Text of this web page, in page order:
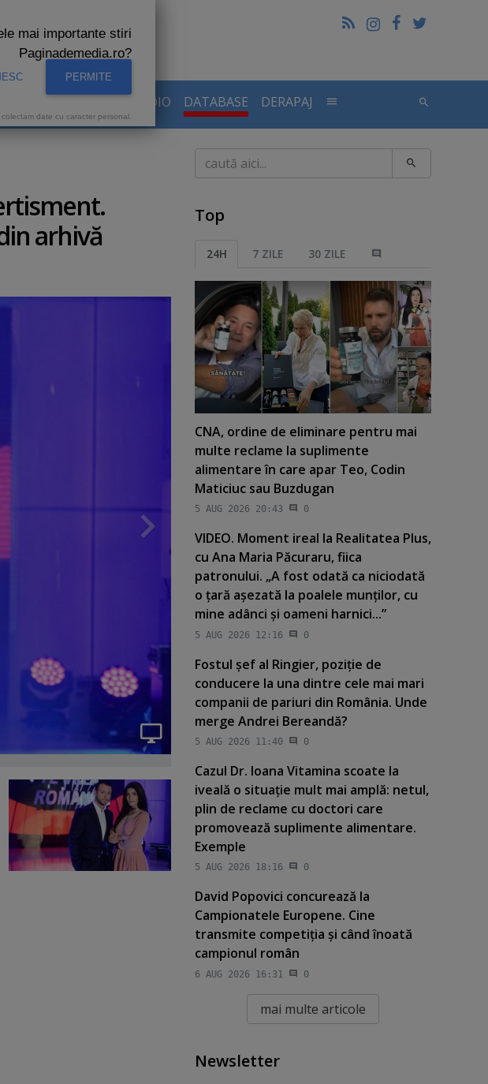
AUDIENTE RADIO DATABASE DERAPAJ
arhivă
Caută
Top
24H 7 ZILE 30 ZILE
CNA, ordine de eliminare pentru mai
multe reclame la suplimente
alimentare în care apar Teo, Codin
Maticiuc sau Buzdugan
5 AUG 2026 20:43 0
VIDEO. Moment ireal la Realitatea Plus,
cu Ana Maria Păcuraru, fiica
patronului. „A fost odată ca niciodată
o ţară aşezată la poalele munţilor, cu
mine adânci şi oameni harnici...”
5 AUG 2026 12:16 0
Fostul şef al Ringier, poziţie de
conducere la una dintre cele mai mari
companii de pariuri din România. Unde
merge Andrei Bereandă?
5 AUG 2026 11:40 0
Cazul Dr. Ioana Vitamina scoate la
iveală o situaţie mult mai amplă: netul,
plin de reclame cu doctori care
promovează suplimente alimentare.
Exemple
5 AUG 2026 18:16 0
David Popovici concurează la
Campionatele Europene. Cine
transmite competiţia şi când înoată
campionul român
6 AUG 2026 16:31 0
mai multe articole
Newsletter
mai importante stiri
Paginademedia.ro?
PERMITE
colectam date cu caracter personal.